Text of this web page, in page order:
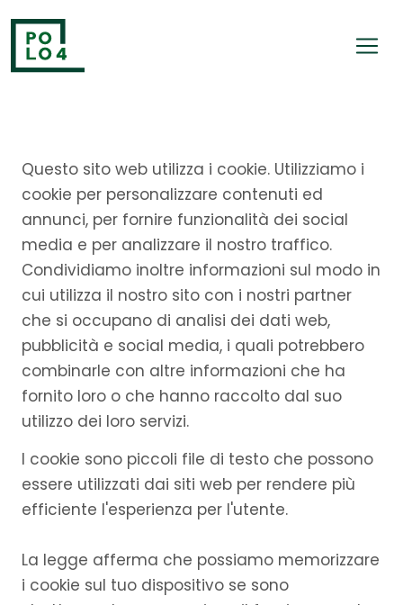
Questo sito web utilizza i cookie. Utilizziamo i
cookie per personalizzare contenuti ed
annunci, per fornire funzionalità dei social
media e per analizzare il nostro traffico.
Condividiamo inoltre informazioni sul modo in
cui utilizza il nostro sito con i nostri partner
che si occupano di analisi dei dati web,
pubblicità e social media, i quali potrebbero
combinarle con altre informazioni che ha
fornito loro o che hanno raccolto dal suo
utilizzo dei loro servizi.
I cookie sono piccoli file di testo che possono
essere utilizzati dai siti web per rendere più
efficiente l'esperienza per l'utente.
La legge afferma che possiamo memorizzare
i cookie sul tuo dispositivo se sono